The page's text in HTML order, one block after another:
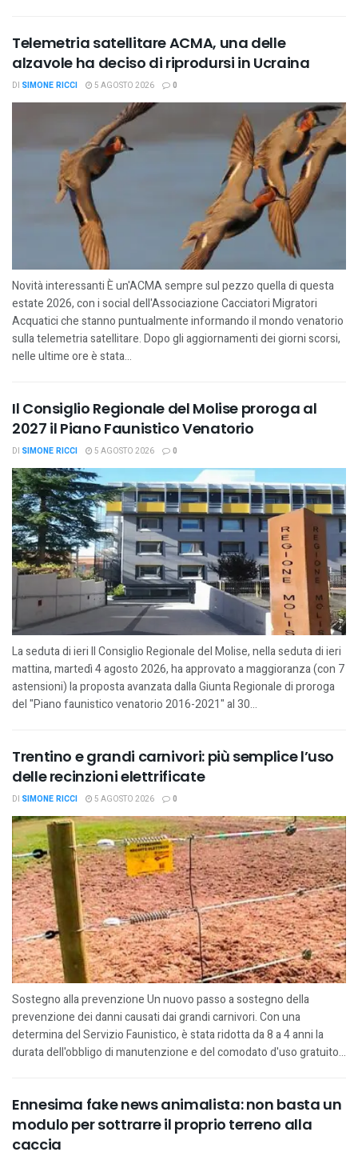
Telemetria satellitare ACMA, una delle
alzavole ha deciso di riprodursi in Ucraina
DI SIMONE RICCI 5 AGOSTO 2026 0
Novità interessanti È un'ACMA sempre sul pezzo quella di questa
estate 2026, con i social dell'Associazione Cacciatori Migratori
Acquatici che stanno puntualmente informando il mondo venatorio
sulla telemetria satellitare. Dopo gli aggiornamenti dei giorni scorsi,
nelle ultime ore è stata...
Il Consiglio Regionale del Molise proroga al
2027 il Piano Faunistico Venatorio
DI SIMONE RICCI 5 AGOSTO 2026 0
La seduta di ieri Il Consiglio Regionale del Molise, nella seduta di ieri
mattina, martedì 4 agosto 2026, ha approvato a maggioranza (con 7
astensioni) la proposta avanzata dalla Giunta Regionale di proroga
del "Piano faunistico venatorio 2016-2021" al 30...
Trentino e grandi carnivori: più semplice l’uso
delle recinzioni elettrificate
DI SIMONE RICCI 5 AGOSTO 2026 0
Sostegno alla prevenzione Un nuovo passo a sostegno della
prevenzione dei danni causati dai grandi carnivori. Con una
determina del Servizio Faunistico, è stata ridotta da 8 a 4 anni la
durata dell'obbligo di manutenzione e del comodato d'uso gratuito...
Ennesima fake news animalista: non basta un
modulo per sottrarre il proprio terreno alla
caccia